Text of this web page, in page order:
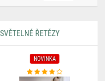
ŘETĚZY
NOVINKA